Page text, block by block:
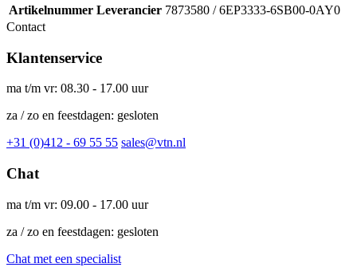
Artikelnummer Leverancier 7873580 / 6EP3333-6SB00-0AY0
Contact
Klantenservice
ma t/m vr: 08.30 - 17.00 uur
za / zo en feestdagen: gesloten
+31 (0)412 - 69 55 55 sales@vtn.nl
Chat
ma t/m vr: 09.00 - 17.00 uur
za / zo en feestdagen: gesloten
Chat met een specialist